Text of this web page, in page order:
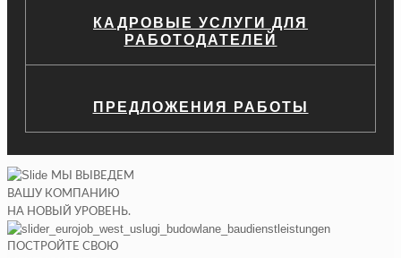
КАДРОВЫЕ УСЛУГИ ДЛЯ
РАБОТОДАТЕЛЕЙ
ПРЕДЛОЖЕНИЯ РАБОТЫ
МЫ ВЫВЕДЕМ
ВАШУ КОМПАНИЮ
НА НОВЫЙ УРОВЕНЬ.
ПОСТРОЙТЕ СВОЮ